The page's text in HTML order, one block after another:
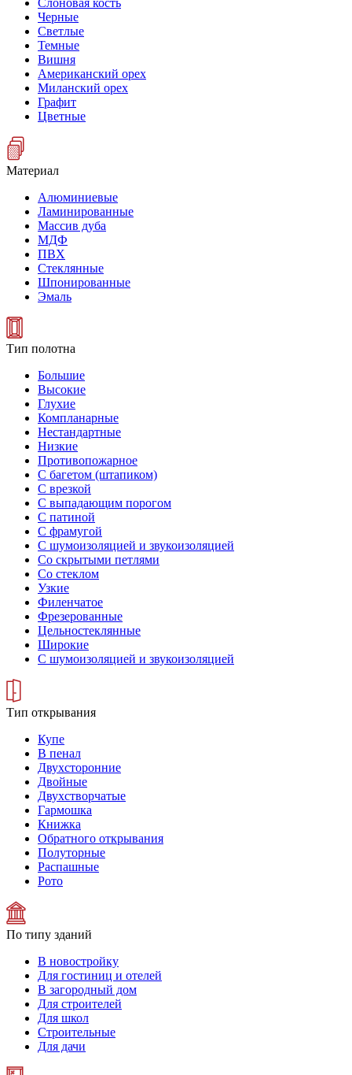
Слоновая кость
Черные
Светлые
Темные
Вишня
Американский орех
Миланский орех
Графит
Цветные
Материал
Алюминиевые
Ламинированные
Массив дуба
МДФ
ПВХ
Стеклянные
Шпонированные
Эмаль
Тип полотна
Большие
Высокие
Глухие
Компланарные
Нестандартные
Низкие
Противопожарное
С багетом (штапиком)
С врезкой
С выпадающим порогом
С патиной
С фрамугой
С шумоизоляцией и звукоизоляцией
Со скрытыми петлями
Со стеклом
Узкие
Филенчатое
Фрезерованные
Цельностеклянные
Широкие
С шумоизоляцией и звукоизоляцией
Тип открывания
Купе
В пенал
Двухсторонние
Двойные
Двухстворчатые
Гармошка
Книжка
Обратного открывания
Полуторные
Распашные
Рото
По типу зданий
В новостройку
Для гостиниц и отелей
В загородный дом
Для строителей
Для школ
Строительные
Для дачи